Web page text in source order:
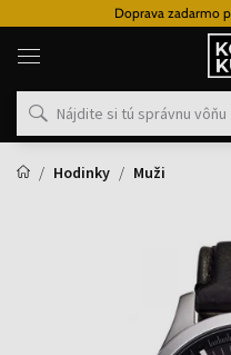
Doprava zadarmo
na
Hodinky
Muži